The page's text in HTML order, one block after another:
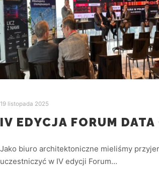
19 listopada 2025
IV EDYCJA FORUM DATA
Jako biuro architektoniczne mieliśmy
uczestniczyć w IV edycji Forum…